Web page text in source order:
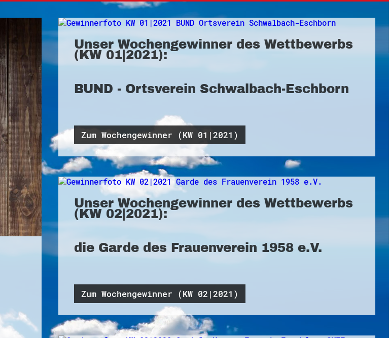
Unser Wochengewinner des Wettbewerbs
(KW 01|2021):
BUND - Ortsverein Schwalbach-Eschborn
Zum Wochengewinner (KW 01|2021)
Unser Wochengewinner des Wettbewerbs
(KW 02|2021):
die Garde des Frauenverein 1958 e.V.
Zum Wochengewinner (KW 02|2021)